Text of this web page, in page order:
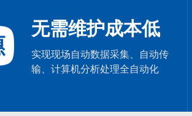
HY-F10型便携式明渠流量计
无需维护成本低
实现现场自动数据采集、自动传
输、计算机分析处理全自动化